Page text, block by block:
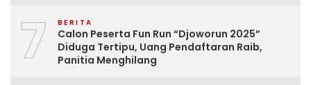
7 BERITA
Calon Peserta Fun Run “Djoworun 2025”
Diduga Tertipu, Uang Pendaftaran Raib,
Panitia Menghilang